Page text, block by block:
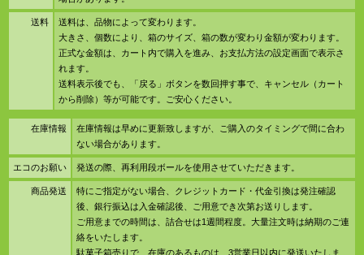
送料
送料は、品物によって変わります。
大きさ、個数により、箱のサイズ、箱の数が変わり金額が変わります。
正式な金額は、カート内で購入を進み、お支払方法の設定画面で表示さ
れます。
送料表示後でも、「戻る」ボタンを数回押す事で、キャンセル（カート
から削除）等が可能です。ご安心ください。
在庫情報
在庫情報は早めに更新致しますが、ご購入のタイミングで間に合わ
ない場合があります。
エコのお願い 発送の際、再利用段ボールを使用させていただきます。
商品発送
特にご指定がない場合、クレジットカード・代金引換は発注確認
後、銀行振込は入金確認後、ご用意でき次第お送りします。
ご用意までの時間は、詰合せは1週間程度。大量注文時は納期のご連
絡をいたします。
駄菓子箱売りで、在庫のあるものは、3営業日以内に発送いたしま